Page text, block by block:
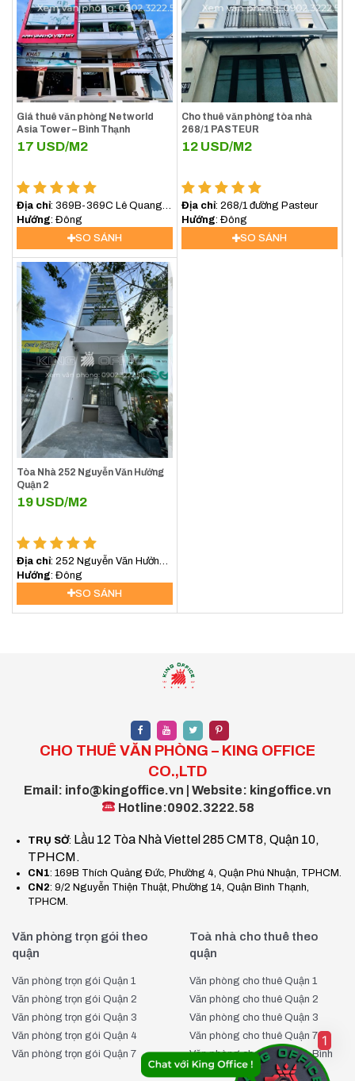
Giá thuê văn phòng Networld
Asia Tower – Bình Thạnh
17 USD/M2
Địa chỉ: 369B-369C Lê Quang
Định, Phường Bình lợi
Trung,TP.HCM
Hướng : Đông
SO SÁNH
Cho thuê văn phòng tòa nhà
268/1 PASTEUR
12 USD/M2
Địa chỉ: 268/1 đường Pasteur
Hướng : Đông
SO SÁNH
Tòa Nhà 252 Nguyễn Văn Hưởng
Quận 2
19 USD/M2
Địa chỉ: 252 Nguyễn Văn Hưởng,
An Khánh, Hồ Chí Minh, Việt Nam
Hướng : Đông
SO SÁNH
CHO THUÊ VĂN PHÒNG – KING OFFICE
CO.,LTD
Email: info@kingoffice.vn | Website: kingoffice.vn
Hotline:0902.3222.58
TRỤ SỞ: Lầu 12 Tòa Nhà Viettel 285 CMT8, Quận 10,
TPHCM.
CN1: 169B Thích Quảng Đức, Phường 4, Quận Phú Nhuận, TPHCM.
CN2: 9/2 Nguyễn Thiện Thuật, Phường 14, Quận Bình Thạnh,
TPHCM.
Văn phòng trọn gói theo
quận
Văn phòng trọn gói Quận 1
Văn phòng trọn gói Quận 2
Văn phòng trọn gói Quận 3
Văn phòng trọn gói Quận 4
Văn phòng trọn gói Quận 7
Toà nhà cho thuê theo
quận
Văn phòng cho thuê Quận 1
Văn phòng cho thuê Quận 2
Văn phòng cho thuê Quận 3
Văn phòng cho thuê Quận 7
Văn phòng cho thuê Quận Bình
Thạnh
1